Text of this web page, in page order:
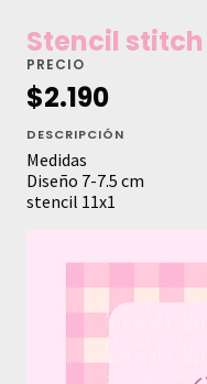
Stencil stitch
PRECIO
$2.190
DESCRIPCIÓN
Medidas
Diseño 7-7.5 cm
stencil 11x1